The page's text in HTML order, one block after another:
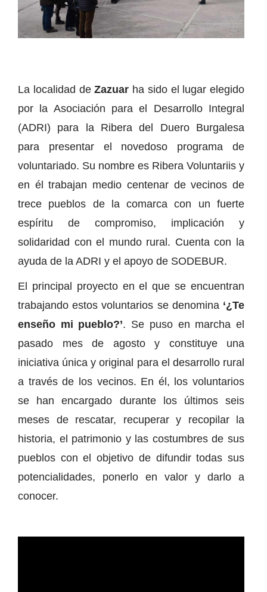
La localidad deZazuar ha sido el lugar elegido
por la Asociación para el Desarrollo Integral
(ADRI) para la Ribera del Duero Burgalesa
para presentar el novedoso programa de
voluntariado. Su nombre es Ribera Voluntariis y
en él trabajan medio centenar de vecinos de
trece pueblos de la comarca con un fuerte
espíritu de compromiso, implicación y
solidaridad con el mundo rural. Cuenta con la
ayuda de la ADRI y el apoyo de SODEBUR.
El principal proyecto en el que se encuentran
trabajando estos voluntarios se denomina ‘¿Te
enseño mi pueblo?’. Se puso en marcha el
pasado mes de agosto y constituye una
iniciativa única y original para el desarrollo rural
a través de los vecinos. En él, los voluntarios
se han encargado durante los últimos seis
meses de rescatar, recuperar y recopilar la
historia, el patrimonio y las costumbres de sus
pueblos con el objetivo de difundir todas sus
potencialidades, ponerlo en valor y darlo a
conocer.